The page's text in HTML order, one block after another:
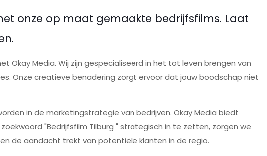
onze op maat gemaakte bedrijfsfilms. Laat
Okay Media. Wij zijn gespecialiseerd in het tot leven brengen van
Onze creatieve benadering zorgt ervoor dat jouw boodschap niet
in de marketingstrategie van bedrijven. Okay Media biedt
"Bedrijfsfilm Tilburg " strategisch in te zetten, zorgen we
de aandacht trekt van potentiële klanten in de regio.